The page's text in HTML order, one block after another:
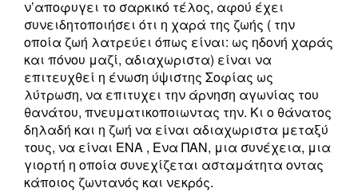
ν’αποφυγει το σαρκικό τέλος, αφού έχει
συνειδητοποιήσει ότι η χαρά της ζωής ( την
οποία ζωή λατρεύει όπως είναι: ως ηδονή χαράς
και πόνου μαζί, αδιαχωριστα) είναι να
επιτευχθεί η ένωση ύψιστης Σοφίας ως
λύτρωση, να επιτυχει την άρνηση αγωνίας του
θανάτου, πνευματικοποιωντας την. Κι ο θάνατος
δηλαδή και η ζωή να είναι αδιαχωριστα μεταξύ
τους, να είναι ΕΝΑ , Ενα ΠΑΝ, μια συνέχεια, μια
γιορτή η οποία συνεχίζεται ασταμάτητα οντας
κάποιος ζωντανός και νεκρός.